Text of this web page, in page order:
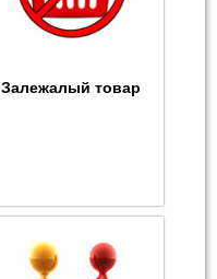
Залежалый товар